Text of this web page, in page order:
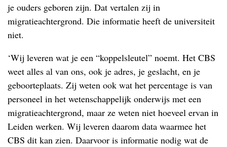
je ouders geboren zijn. Dat vertalen zij in
migratieachtergrond. Die informatie heeft de universiteit
niet.
‘Wij leveren wat je een “koppelsleutel” noemt. Het CBS
weet alles al van ons, ook je adres, je geslacht, en je
geboorteplaats. Zij weten ook wat het percentage is van
personeel in het wetenschappelijk onderwijs met een
migratieachtergrond, maar ze weten niet hoeveel ervan in
Leiden werken. Wij leveren daarom data waarmee het
CBS dit kan zien. Daarvoor is informatie nodig wat de